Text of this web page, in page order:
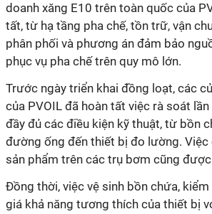
doanh xăng E10 trên toàn quốc của
tất, từ hạ tầng pha chế, tồn trữ, vận
phân phối và phương án đảm bảo
phục vụ pha chế trên quy mô lớn.
Trước ngày triển khai đồng loạt, các
của PVOIL đã hoàn tất việc rà soát
đầy đủ các điều kiện kỹ thuật, từ bồn
đường ống đến thiết bị đo lường.
sản phẩm trên các trụ bơm cũng
Đồng thời, việc vệ sinh bồn chứa,
giá khả năng tương thích của thiết bị